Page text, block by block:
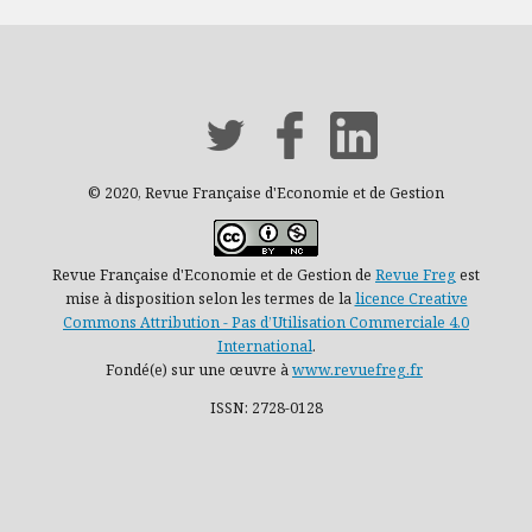
© 2020, Revue Française d'Economie et de Gestion
Revue Française d'Economie et de Gestion de Revue Fregest
mise à disposition selon les termes de lalicence Creative
Commons Attribution - Pas d’Utilisation Commerciale 4.0
International.
Fondé(e) sur une œuvre àwww.revuefreg.fr
ISSN: 2728-0128